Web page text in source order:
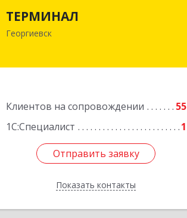
ТЕРМИНАЛ
Георгиевск
Клиентов на сопровождении
55
1С:Специалист
1
Отправить заявку
Показать контакты
Георгиевск г, Калинина ул, дом № 109
Подробнее
Отправить заявку
Назад